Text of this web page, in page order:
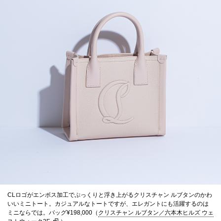
CLロゴがエンボス加工でぷっくりと浮き上がるクリスチャン ルブタンのかわ
いいミニトート。カジュアルなトートですが、エレガントにも活躍するのは
ミニならでは。バッグ¥198,000（ クリスチャン ルブタン／六本木ヒルズ ウェ